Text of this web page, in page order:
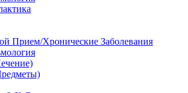
Прием/Хронические Заболевания